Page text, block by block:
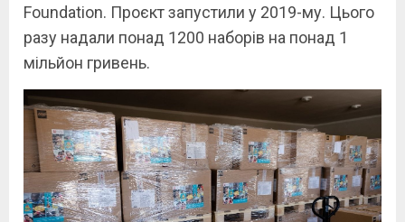
Foundation. Проєкт запустили у 2019-му. Цього
разу надали понад 1200 наборів на понад 1
мільйон гривень.